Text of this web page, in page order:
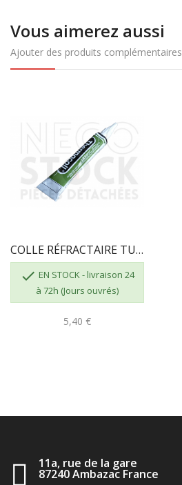
Vous aimerez aussi
Ajouter des produits complémentaires
COLLE RÉFRACTAIRE TUBE DE 17 ML
 EN STOCK - livraison 24
à 72h (Jours ouvrés)
5,40 €
11a, rue de la gare
87240 Ambazac France